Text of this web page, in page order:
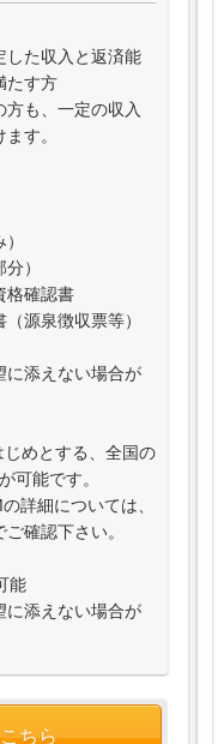
した収入と返済能
たす方
も、一定の収入
す。
）
格確認書
源泉徴収票等）
添えない場合が
めとする、全国の
可能です。
詳細については、
確認下さい。
能
添えない場合が
ちら